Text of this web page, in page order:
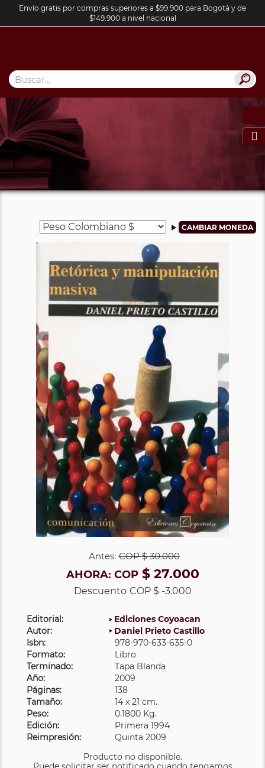
Envío gratis por compras superiores a $99.900 para Bogotá y de
$149.900 a nivel nacional

Antes: COP$ 30.000
AHORA: COP$ 27.000
Descuento COP $ -3.000
Editorial:
Ediciones Coyoacan
Autor:
Daniel Prieto Castillo
Isbn:
978-970-633-635-0
Formato:
Libro
Terminado:
Tapa Blanda
Año:
2009
Páginas:
138
Tamaño:
14 x 21 cm.
Peso:
0.1800 Kg.
Edición:
Primera 1994
Reimpresión:
Quinta 2009
Producto no disponible.